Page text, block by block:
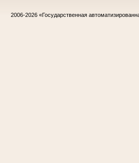
2006-2026 «Государственная